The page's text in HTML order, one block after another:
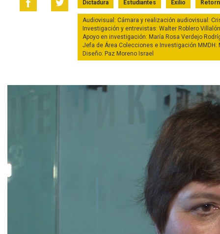
Dictadura Estudiantes Exilio
Audiovisual: Cámara y realización audiovisual:
Investigación y entrevistas: Walter Roblero Villalón
Apoyo en investigación: María Rosa Verdejo
Jefa de Área Colecciones e Investigación MMDH:
Diseño: Paz Moreno Israel